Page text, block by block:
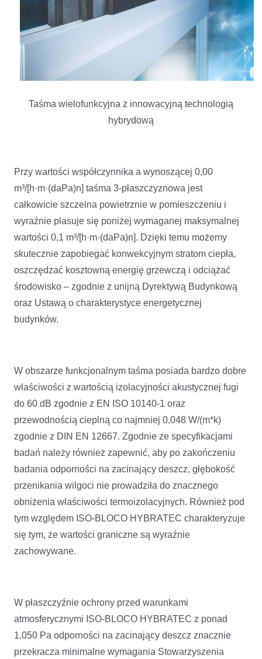
Taśma wielofunkcyjna z innowacyjną technologią
hybrydową
Przy wartości współczynnika a wynoszącej 0,00
m³/[h·m·(daPa)n] taśma 3-płaszczyznowa jest
całkowicie szczelna powietrznie w pomieszczeniu i
wyraźnie plasuje się poniżej wymaganej maksymalnej
wartości 0,1 m³/[h·m·(daPa)n]. Dzięki temu możemy
skutecznie zapobiegać konwekcyjnym stratom ciepła,
oszczędzać kosztowną energię grzewczą i odciążać
środowisko – zgodnie z unijną Dyrektywą Budynkową
oraz Ustawą o charakterystyce energetycznej
budynków.
W obszarze funkcjonalnym taśma posiada bardzo dobre
właściwości z wartością izolacyjności akustycznej fugi
do 60 dB zgodnie z EN ISO 10140-1 oraz
przewodnością cieplną co najmniej 0,048 W/(m*k)
zgodnie z DIN EN 12667. Zgodnie ze specyfikacjami
badań należy również zapewnić, aby po zakończeniu
badania odporności na zacinający deszcz, głębokość
przenikania wilgoci nie prowadziła do znacznego
obniżenia właściwości termoizolacyjnych. Również pod
tym względem ISO-BLOCO HYBRATEC charakteryzuje
się tym, że wartości graniczne są wyraźnie
zachowywane.
W płaszczyźnie ochrony przed warunkami
atmosferycznymi ISO‑BLOCO HYBRATEC z ponad
1.050 Pa odporności na zacinający deszcz znacznie
przekracza minimalne wymagania Stowarzyszenia